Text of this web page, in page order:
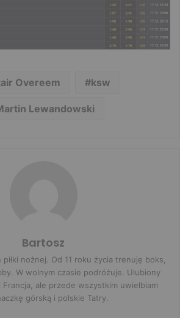
Overeem ksw
Lewandowski
Bartosz
nożnej. Od 11 roku życia trenuję boks,
W wolnym czasie podróżuje. Ulubiony
Francja, ale przede wszystkim uwielbiam
górską i polskie Tatry.